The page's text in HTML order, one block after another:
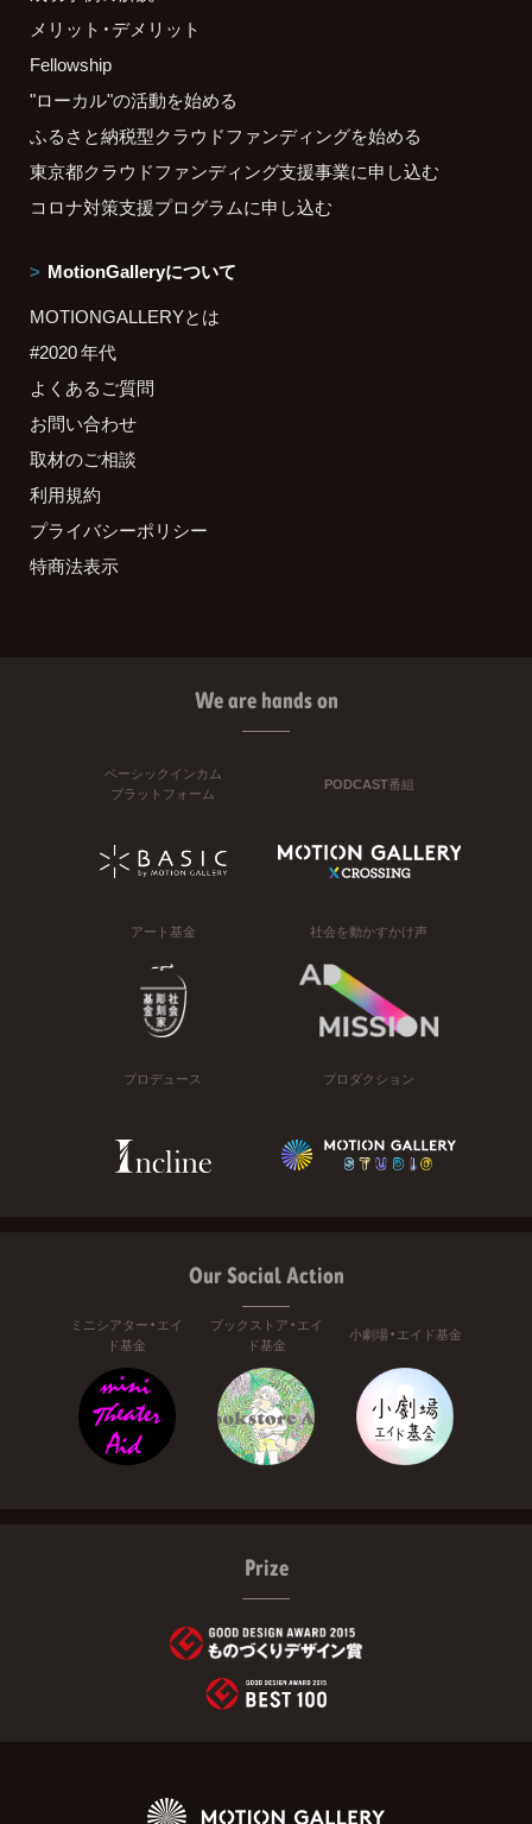
メリット・デメリット
Fellowship
"ローカル"の活動を始める
ふるさと納税型クラウドファンディングを始める
東京都クラウドファンディング支援事業に申し込む
コロナ対策支援プログラムに申し込む
MotionGalleryについて
MOTIONGALLERYとは
#2020 年代
よくあるご質問
お問い合わせ
取材のご相談
利用規約
プライバシーポリシー
特商法表示
We are hands on
ベーシックインカム
プラットフォーム
PODCAST番組
アート基金 社会を動かすかけ声
プロデュース プロダクション
Our Social Action
ミニシアター・エイ
ド基金
ブックストア・エイ
ド基金
小劇場・エイド基金
Prize